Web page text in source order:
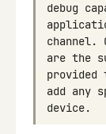
debug
channel.
are the
provided
add any
device.